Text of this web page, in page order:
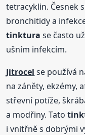
tetracyklin. Česnek
bronchitidy a
tinktura se často
ušním infekcím.
Jitrocel se používá
na záněty, ekzémy,
střevní potíže,
a modřiny. Tato
i vnitřně s dobrými